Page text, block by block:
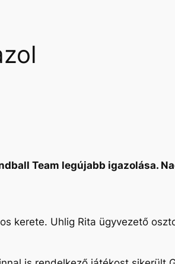
Team legújabb igazolása.
kerete. Uhlig Rita ügyvezető